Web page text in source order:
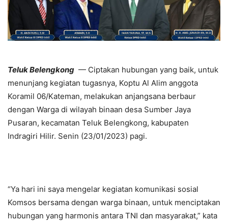
Teluk Belengkong — Ciptakan hubungan yang baik, untuk
menunjang kegiatan tugasnya, Koptu Al Alim anggota
Koramil 06/Kateman, melakukan anjangsana berbaur
dengan Warga di wilayah binaan desa Sumber Jaya
Pusaran, kecamatan Teluk Belengkong, kabupaten
Indragiri Hilir. Senin (23/01/2023) pagi.
“Ya hari ini saya mengelar kegiatan komunikasi sosial
Komsos bersama dengan warga binaan, untuk menciptakan
hubungan yang harmonis antara TNI dan masyarakat,” kata